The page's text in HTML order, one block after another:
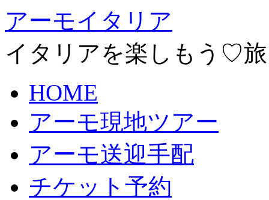
アーモイタリア
イタリアを楽しもう♡
HOME
アーモ現地ツアー
アーモ送迎手配
チケット予約